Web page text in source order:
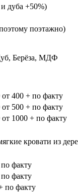
дуба +50%)
поэтажно)
Берёза, МДФ
от 400 + по факту
от 500 + по факту
от 1000 + по факту
кровати из
факту
факту
по факту